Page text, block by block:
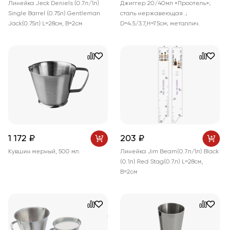
Линейка Jeck Deniels (0.7л/1л)
Single Barrel (0.75л) Gentleman
Jack(0.75л) L=28см, B=2см
Джиггер 20/40мл «Проотель»;
сталь нержавеющая .;
D=4.5/3.7,H=7.5см; металлич.
1 172 ₽
Кувшин мерный, 500 мл.
203 ₽
Линейка Jim Beam(0.7л/1л) Black
(0.1л) Red Stag(0.7л) L=28см,
B=2см